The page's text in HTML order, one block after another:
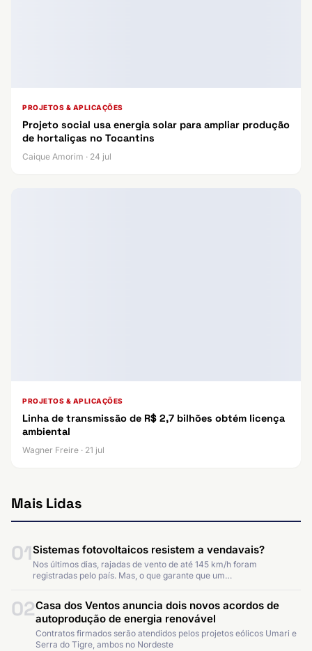
PROJETOS & APLICAÇÕES
Projeto social usa energia solar para ampliar produção
de hortaliças no Tocantins
Caique Amorim · 24 jul
PROJETOS & APLICAÇÕES
Linha de transmissão de R$ 2,7 bilhões obtém licença
ambiental
Wagner Freire · 21 jul
Mais Lidas
01Sistemas fotovoltaicos resistem a vendavais?
Nos últimos dias, rajadas de vento de até 145 km/h foram
registradas pelo país. Mas, o que garante que um…
02Casa dos Ventos anuncia dois novos acordos de
autoprodução de energia renovável
Contratos firmados serão atendidos pelos projetos eólicos Umari e
Serra do Tigre, ambos no Nordeste